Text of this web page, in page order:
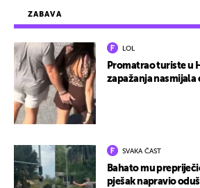
ZABAVA
LOL
Promatrao turiste u
zapažanja nasmijala
SVAKA ČAST
Bahato mu
pješak napravio